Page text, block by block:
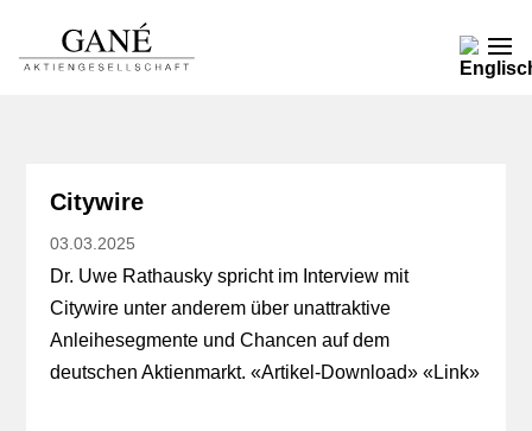
Citywire
03.03.2025
Dr. Uwe Rathausky spricht im Interview mit
Citywire unter anderem über unattraktive
Anleihesegmente und Chancen auf dem
deutschen Aktienmarkt. «Artikel-Download» «Link»